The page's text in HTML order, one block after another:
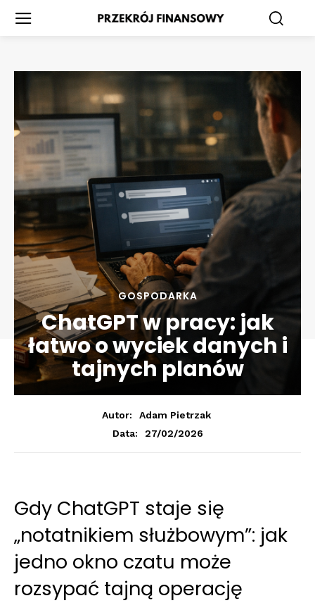
GOSPODARKA
ChatGPT w pracy: jak
łatwo o wyciek danych i
tajnych planów
Autor:
Adam Pietrzak
Data:
27/02/2026
Gdy ChatGPT staje się
„notatnikiem służbowym”: jak
jedno okno czatu może
rozsypać tajną operację